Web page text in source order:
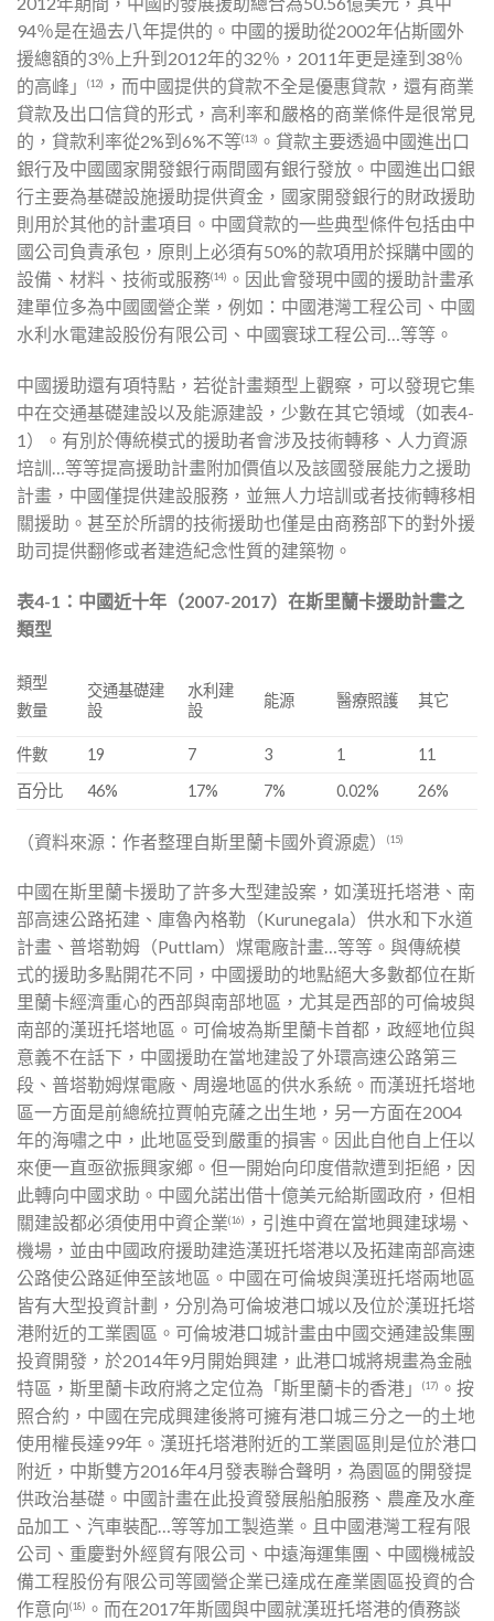
94％是在過去八年提供的。中國的援助從2002年佔斯國外
援總額的3％上升到2012年的32％，2011年更是達到38％
的高峰」
(12)
，而中國提供的貸款不全是優惠貸款，還有商業
貸款及出口信貸的形式，高利率和嚴格的商業條件是很常見
的，貸款利率從2%到6%不等(13) 。貸款主要透過中國進出口
銀行及中國國家開發銀行兩間國有銀行發放。中國進出口銀
行主要為基礎設施援助提供資金，國家開發銀行的財政援助
則用於其他的計畫項目。中國貸款的一些典型條件包括由中
國公司負責承包，原則上必須有50%的款項用於採購中國的
設備、材料、技術或服務(14) 。因此會發現中國的援助計畫承
建單位多為中國國營企業，例如：中國港灣工程公司、中國
水利水電建設股份有限公司、中國寰球工程公司…等等。
中國援助還有項特點，若從計畫類型上觀察，可以發現它集
中在交通基礎建設以及能源建設，少數在其它領域（如表4-
1）。有別於傳統模式的援助者會涉及技術轉移、人力資源
培訓…等等提高援助計畫附加價值以及該國發展能力之援助
計畫，中國僅提供建設服務，並無人力培訓或者技術轉移相
關援助。甚至於所謂的技術援助也僅是由商務部下的對外援
助司提供翻修或者建造紀念性質的建築物。
表4-1 ：中國近十年（2007-2017）在斯里蘭卡援助計畫之
類型
類型
數量
交通基礎建
設
水利建
設
能源 醫療照護 其它
件數 19 7 3 1
11
百分比
46% 17% 7% 0.02% 26%
（資料來源：作者整理自斯里蘭卡國外資源處） (15)
中國在斯里蘭卡援助了許多大型建設案，如漢班托塔港、南
部高速公路拓建、庫魯內格勒（Kurunegala）供水和下水道
計畫、普塔勒姆（Puttlam）煤電廠計畫…等等。與傳統模
式的援助多點開花不同，中國援助的地點絕大多數都位在斯
里蘭卡經濟重心的西部與南部地區，尤其是西部的可倫坡與
南部的漢班托塔地區。可倫坡為斯里蘭卡首都，政經地位與
意義不在話下，中國援助在當地建設了外環高速公路第三
段、普塔勒姆煤電廠、周邊地區的供水系統。而漢班托塔地
區一方面是前總統拉賈帕克薩之出生地，另一方面在2004
年的海嘯之中，此地區受到嚴重的損害。因此自他自上任以
來便一直亟欲振興家鄉。但一開始向印度借款遭到拒絕，因
此轉向中國求助。中國允諾出借十億美元給斯國政府，但相
關建設都必須使用中資企業(16)
，引進中資在當地興建球場、
機場，並由中國政府援助建造漢班托塔港以及拓建南部高速
公路使公路延伸至該地區。中國在可倫坡與漢班托塔兩地區
皆有大型投資計劃，分別為可倫坡港口城以及位於漢班托塔
港附近的工業園區。可倫坡港口城計畫由中國交通建設集團
投資開發，於2014年9月開始興建，此港口城將規畫為金融
特區，斯里蘭卡政府將之定位為「斯里蘭卡的香港」
(17) 。按
照合約，中國在完成興建後將可擁有港口城三分之一的土地
使用權長達99年。漢班托塔港附近的工業園區則是位於港口
附近，中斯雙方2016年4月發表聯合聲明，為園區的開發提
供政治基礎。中國計畫在此投資發展船舶服務、農產及水產
品加工、汽車裝配…等等加工製造業。且中國港灣工程有限
公司、重慶對外經貿有限公司、中遠海運集團、中國機械設
備工程股份有限公司等國營企業已達成在產業園區投資的合
作意向(18) 。而在2017年斯國與中國就漢班托塔港的債務談